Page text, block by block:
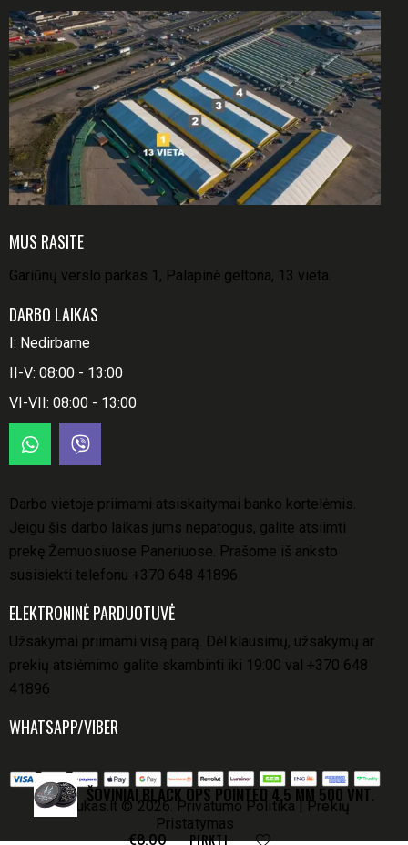
MUS RASITE
Gariūnų verslo parkas 1, Palapinė geltona, 13 vieta.
DARBO LAIKAS
I: Nedirbame
II-V: 08:00 - 13:00
VI-VII: 08:00 - 13:00
Darbo vietoje priimami atsiskaitymai banko kortelėmis.
Jeigu šis darbo laikas jums nepatogus, galite atsiimti
prekę Žemuosiuose Paneriuose. Prašome iš anksto
susisiekti telefonu +370 648 41896
ELEKTRONINĖ PARDUOTUVĖ
Užsakymai priimami visą parą. Dėl klausimų, užsakymų ar
prekių atsiėmimo galite skambinti iki 19:00 val +370 648
41896
WHATSAPP/VIBER
Šovinukas.lt © 2026.Privatumo Politika |Prekių
Pristatymas
ŠOVINIAI BLACK OPS POINTED 4,5 MM 500 VNT.
€8.00 PIRKTI